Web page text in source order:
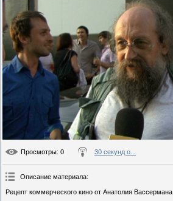
Просмотры: 0 30 секунд о...
Описание материала:
Рецепт коммерческого кино от Анатолия Вассермана.